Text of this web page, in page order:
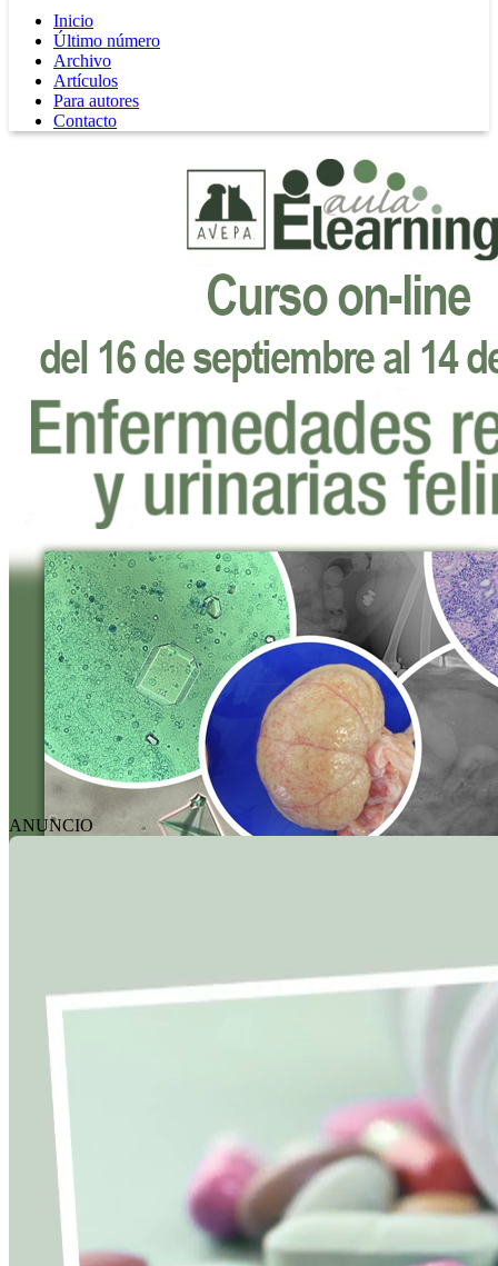
Inicio
Último número
Archivo
Artículos
Para autores
Contacto
ANUNCIO